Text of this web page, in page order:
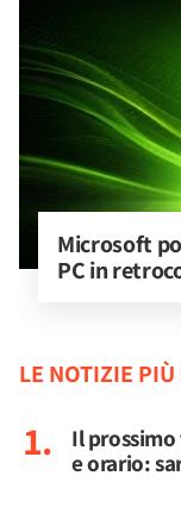
Microsoft
PC in
LE NOTIZIE PIÙ
Il prossimo
e orario: